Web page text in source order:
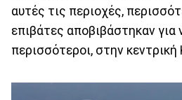
αυτές τις περιοχές,
επιβάτες αποβιβάστηκαν για
περισσότεροι, στην κεντρική